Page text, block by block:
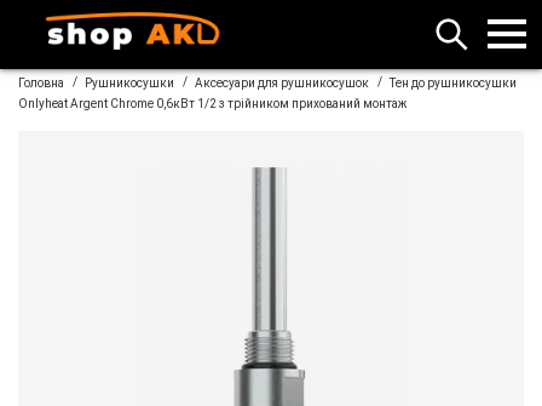
Головна / Рушникосушки / Аксесуари для рушникосушок / Тен до рушникосушки
Onlyheat Argent Chrome 0,6кВт 1/2 з трійником прихований монтаж